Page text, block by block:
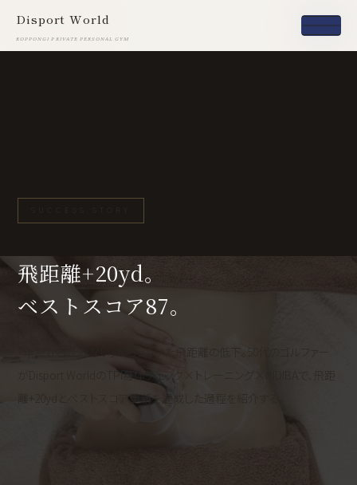
Disport World
ROPPONGI PRIVATE PERSONAL GYM
Disport World
ROPPONGI PRIVATE PERSONAL GYM
飛距離+20yd。
ベストスコア87。
がDisport WorldのTPI身体チェック×トレーニング×INDIBAで、飛距
離+20ydとベストスコア更新を達成した過程を紹介する。